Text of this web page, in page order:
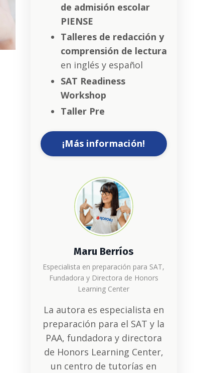
de admisión escolar
PIENSE
Talleres de redacción y
comprensión de lectura
en inglés y español
SAT Readiness
Workshop
Taller Pre
¡Más información!
Maru Berríos
Especialista en preparación para SAT,
Fundadora y Directora de Honors
Learning Center
La autora es especialista en
preparación para el SAT y la
PAA, fundadora y directora
de Honors Learning Center,
un centro de tutorías en